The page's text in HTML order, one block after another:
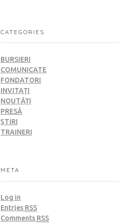
CATEGORIES
BURSIERI
COMUNICATE
FONDATORI
INVITAȚI
NOUTĂȚI
PRESĂ
ȘTIRI
TRAINERI
META
Log in
Entries RSS
Comments RSS